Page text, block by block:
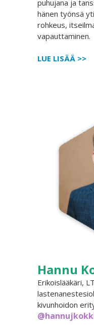
puhujana ja
hänen työnsä
rohkeus,
vapauttaminen.
LUE LISÄÄ >>
Hannu
Erikoislääkäri,
kivunhoidon